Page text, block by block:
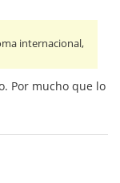
internacional,
Por mucho que lo